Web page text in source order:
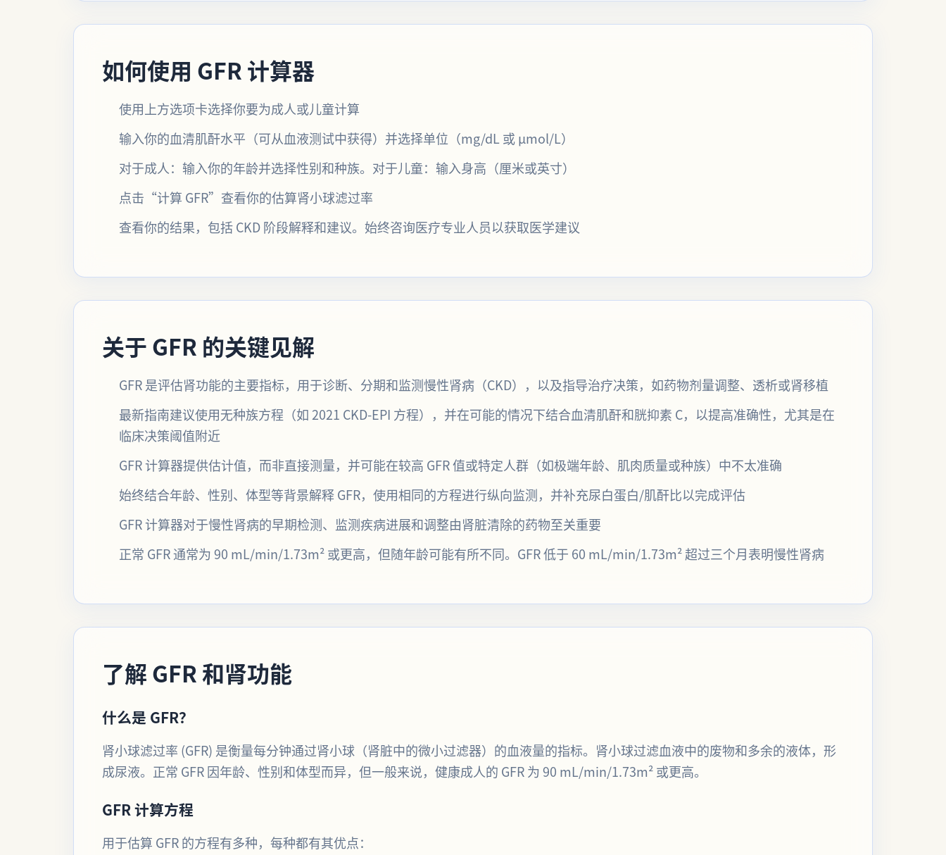
如何使用 GFR 计算器
使用上方选项卡选择你要为成人或儿童计算
输入你的血清肌酐水平（可从血液测试中获得）并选择单位（mg/dL 或 µmol/L）
对于成人：输入你的年龄并选择性别和种族。对于儿童：输入身高（厘米或英寸）
点击“计算 GFR”查看你的估算肾小球滤过率
查看你的结果，包括 CKD 阶段解释和建议。始终咨询医疗专业人员以获取医学建议
关于 GFR 的关键见解
GFR 是评估肾功能的主要指标，用于诊断、分期和监测慢性肾病（CKD），以及指导治疗决策，如药物剂量调整、透析或肾移植
最新指南建议使用无种族方程（如 2021 CKD-EPI 方程），并在可能的情况下结合血清肌酐和胱抑素 C，以提高准确性，尤其是在
临床决策阈值附近
GFR 计算器提供估计值，而非直接测量，并可能在较高 GFR 值或特定人群（如极端年龄、肌肉质量或种族）中不太准确
始终结合年龄、性别、体型等背景解释 GFR，使用相同的方程进行纵向监测，并补充尿白蛋白/肌酐比以完成评估
GFR 计算器对于慢性肾病的早期检测、监测疾病进展和调整由肾脏清除的药物至关重要
正常 GFR 通常为 90 mL/min/1.73m² 或更高，但随年龄可能有所不同。GFR 低于 60 mL/min/1.73m² 超过三个月表明慢性肾病
了解 GFR 和肾功能
什么是 GFR？
肾小球滤过率 (GFR) 是衡量每分钟通过肾小球（肾脏中的微小过滤器）的血液量的指标。肾小球过滤血液中的废物和多余的液体，形
成尿液。正常 GFR 因年龄、性别和体型而异，但一般来说，健康成人的 GFR 为 90 mL/min/1.73m² 或更高。
GFR 计算方程
用于估算 GFR 的方程有多种，每种都有其优点：